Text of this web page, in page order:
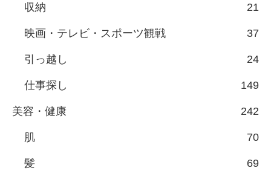
収納 21
映画・テレビ・スポーツ観戦 37
引っ越し 24
仕事探し 149
美容・健康 242
肌 70
髪 69